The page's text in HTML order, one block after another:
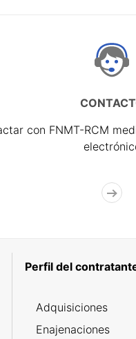
con FNMT-RCM
Perfil del
Adquisiciones
Enajenaciones